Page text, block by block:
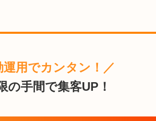
運用でカンタン！／
の手間で集客UP！